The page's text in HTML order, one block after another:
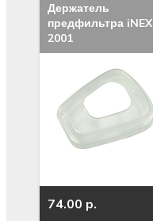
Держатель
предфильтра iNEX
2001
74.00 p.